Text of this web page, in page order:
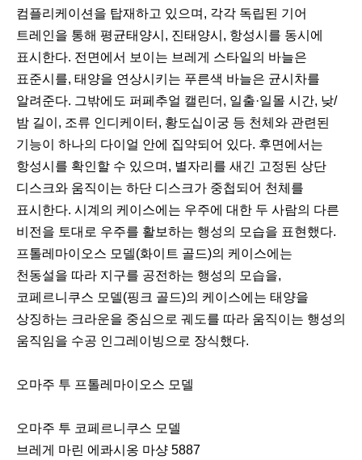
컴플리케이션을 탑재하고 있으며, 각각 독립된 기어
트레인을 통해 평균태양시, 진태양시, 항성시를 동시에
표시한다. 전면에서 보이는 브레게 스타일의 바늘은
표준시를, 태양을 연상시키는 푸른색 바늘은 균시차를
알려준다. 그밖에도 퍼페추얼 캘린더, 일출·일몰 시간, 낮/
밤 길이, 조류 인디케이터, 황도십이궁 등 천체와 관련된
기능이 하나의 다이얼 안에 집약되어 있다. 후면에서는
항성시를 확인할 수 있으며, 별자리를 새긴 고정된 상단
디스크와 움직이는 하단 디스크가 중첩되어 천체를
표시한다. 시계의 케이스에는 우주에 대한 두 사람의 다른
비전을 토대로 우주를 활보하는 행성의 모습을 표현했다.
프톨레마이오스 모델(화이트 골드)의 케이스에는
천동설을 따라 지구를 공전하는 행성의 모습을,
코페르니쿠스 모델(핑크 골드)의 케이스에는 태양을
상징하는 크라운을 중심으로 궤도를 따라 움직이는 행성의
움직임을 수공 인그레이빙으로 장식했다.
오마주 투 프톨레마이오스 모델
오마주 투 코페르니쿠스 모델
브레게 마린 에콰시옹 마샹 5887